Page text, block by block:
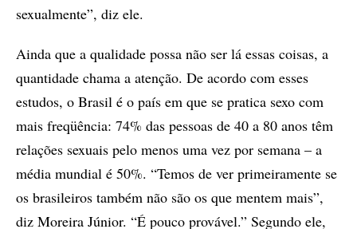
sexualmente”, diz ele.
Ainda que a qualidade possa não ser lá essas coisas, a
quantidade chama a atenção. De acordo com esses
estudos, o Brasil é o país em que se pratica sexo com
mais freqüência: 74% das pessoas de 40 a 80 anos têm
relações sexuais pelo menos uma vez por semana – a
média mundial é 50%. “Temos de ver primeiramente se
os brasileiros também não são os que mentem mais”,
diz Moreira Júnior. “É pouco provável.” Segundo ele,